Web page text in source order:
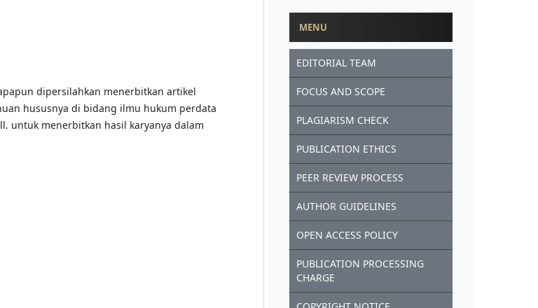
dipersilahkan menerbitkan artikel
hususnya di bidang ilmu hukum perdata
untuk menerbitkan hasil karyanya dalam
MENU
EDITORIAL TEAM
FOCUS AND SCOPE
PLAGIARISM CHECK
PUBLICATION ETHICS
PEER REVIEW PROCESS
AUTHOR GUIDELINES
OPEN ACCESS POLICY
PUBLICATION PROCESSING
CHARGE